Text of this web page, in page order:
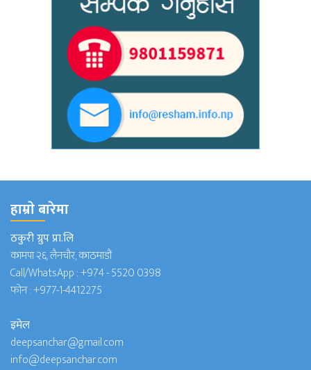
हाम्राे बारेमा
ठकुरी ग्रुप प्रा.लि
कामपा २६, लैनचौर, काठमाडौं
Call/WhatsApp :+974 - 5520 0398
फोन :+977-1-4412275
इमेल
deepsanchar@gmail.com
info@deepsanchar.com